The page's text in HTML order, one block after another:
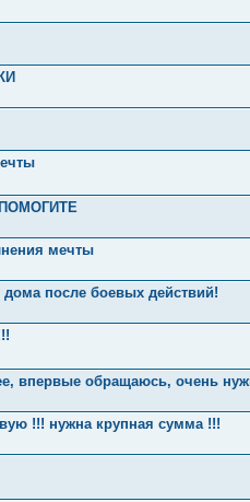
мечты
после боевых действий!
впервые обращаюсь, очень
!!! нужна крупная сумма !!!